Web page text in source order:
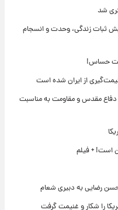
شد
ثبات زندگی، وحدت و انسجام
حساس!
از ایران شده است
دفاع مقدس و مقاومت به مناسبت
است! + فیلم
رضایی به دبیری شعام
را شکار و غنیمت گرفت